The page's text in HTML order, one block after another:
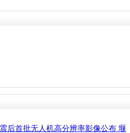
震后首批无人机高分辨率影像公布 堰